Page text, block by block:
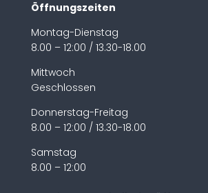
Öffnungszeiten
Montag-Dienstag
8.00 – 12:00 / 13.30-18.00
Mittwoch
Geschlossen
Donnerstag-Freitag
8.00 – 12:00 / 13.30-18.00
Samstag
8.00 – 12:00